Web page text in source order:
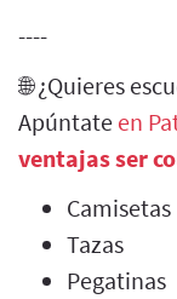
----
🌐 ¿Quieres
Apúntate en
ventajas ser
Camisetas
Tazas
Pegatinas